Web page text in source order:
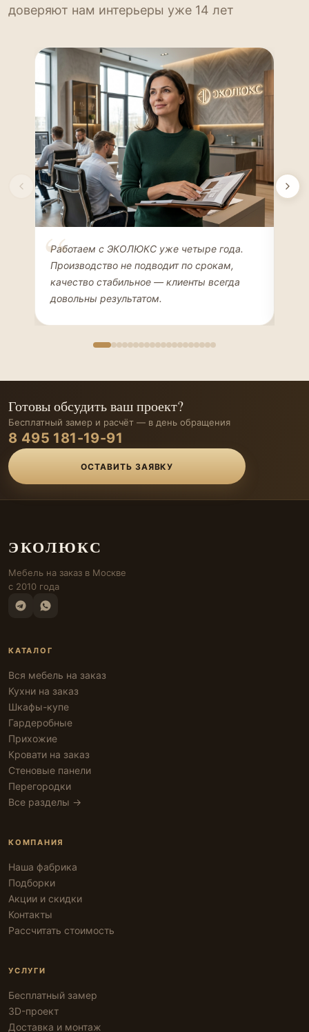
доверяют нам интерьеры уже 14 лет
Елена Соколова
ДИЗАЙНЕР ИНТЕРЬЕРОВ
Работаем с ЭКОЛЮКС уже четыре года.
Производство не подводит по срокам,
качество стабильное — клиенты всегда
довольны результатом.
Готовы обсудить ваш проект?
Бесплатный замер и расчёт — в день обращения
8 495 181-19-91
ОСТАВИТЬ ЗАЯВКУ
ЭКОЛЮКС
Мебель на заказ в Москве
с 2010 года
КАТАЛОГ
Вся мебель на заказ
Кухни на заказ
Шкафы-купе
Гардеробные
Прихожие
Кровати на заказ
Стеновые панели
Перегородки
Все разделы →
КОМПАНИЯ
Наша фабрика
Подборки
Акции и скидки
Контакты
Рассчитать стоимость
УСЛУГИ
Бесплатный замер
3D-проект
Доставка и монтаж